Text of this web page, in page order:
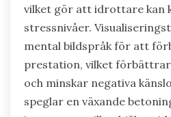
Vilka ovanliga
reglering har
elitidrott?
Ovanliga tekniker för